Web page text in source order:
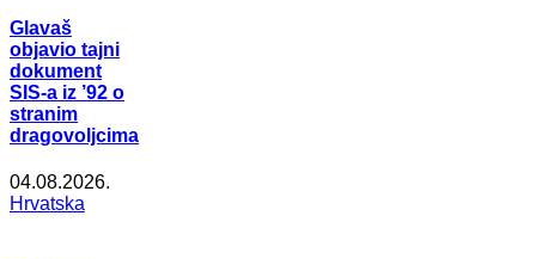
Glavaš
objavio tajni
dokument
SIS-a iz ’92 o
stranim
dragovoljcima
04.08.2026.
Hrvatska